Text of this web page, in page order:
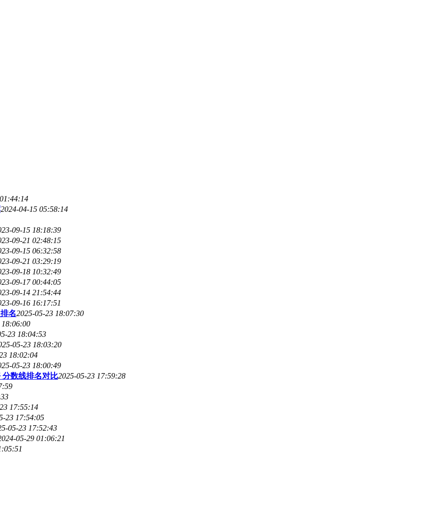
2024-04-15 05:58:14
09-15 18:18:39
09-21 02:48:15
09-15 06:32:58
09-21 03:29:19
09-18 10:32:49
09-17 00:44:05
09-14 21:54:44
09-16 16:17:51
名2025-05-23 18:07:30
18:06:00
23 18:04:53
05-23 18:03:20
18:02:04
05-23 18:00:49
数线排名对比2025-05-23 17:59:28
17:55:14
23 17:54:05
05-23 17:52:43
05-29 01:06:21